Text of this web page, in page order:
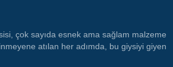
çok sayıda esnek ama sağlam malzeme
atılan her adımda, bu giysiyi giyen